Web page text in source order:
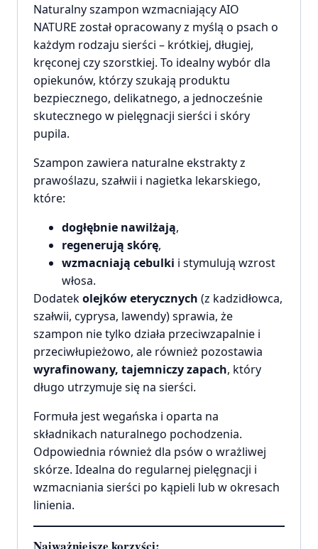
Naturalny szampon wzmacniający AIO
NATURE został opracowany z myślą o psach o
każdym rodzaju sierści – krótkiej, długiej,
kręconej czy szorstkiej. To idealny wybór dla
opiekunów, którzy szukają produktu
bezpiecznego, delikatnego, a jednocześnie
skutecznego w pielęgnacji sierści i skóry
pupila.
Szampon zawiera naturalne ekstrakty z
prawoślazu, szałwii i nagietka lekarskiego,
które:
dogłębnie nawilżają,
regenerują skórę,
wzmacniają cebulki i stymulują wzrost
włosa.
Dodatekolejków eterycznych (z kadzidłowca,
szałwii, cyprysa, lawendy) sprawia, że
szampon nie tylko działa przeciwzapalnie i
przeciwłupieżowo, ale również pozostawia
wyrafinowany, tajemniczy zapach, który
długo utrzymuje się na sierści.
Formuła jest wegańska i oparta na
składnikach naturalnego pochodzenia.
Odpowiednia również dla psów o wrażliwej
skórze. Idealna do regularnej pielęgnacji i
wzmacniania sierści po kąpieli lub w okresach
linienia.